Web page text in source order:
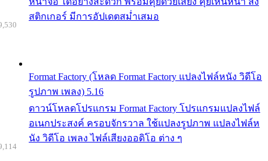
สติกเกอร์ มีการอัปเดตสม่ำเสมอ
Format Factory (โหลด Format Factory แปลงไฟล์หนัง วิดีโอ
รูปภาพ เพลง) 5.16
ดาวน์โหลดโปรแกรม Format Factory โปรแกรมแปลงไฟล์
อเนกประสงค์ ครอบจักรวาล ใช้แปลงรูปภาพ แปลงไฟล์ห
นัง วิดีโอ เพลง ไฟล์เสียงออดิโอ ต่าง ๆ